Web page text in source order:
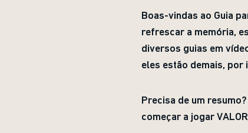
Boas-vindas ao Guia
refrescar a memória,
diversos guias em
eles estão demais, por
Precisa de um
começar a jogar